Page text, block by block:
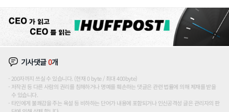
기사댓글0개
200자까지 쓰실 수 있습니다. (현재 0 byte / 최대 400byte)
저작권 등 다른 사람의 권리를 침해하거나 명예를 훼손하는 댓글은 관련 법률에 의해 제재를 받을
수 있습니다.
타인에게 불쾌감을 주는 욕설 등 비하하는 단어가 내용에 포함되거나 인신공격성 글은 관리자의 판